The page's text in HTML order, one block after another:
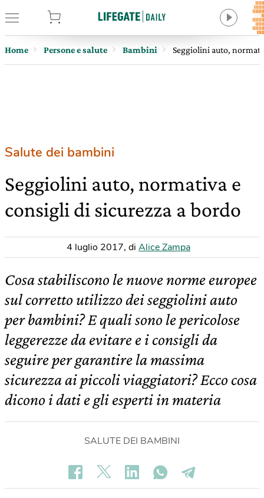
Home Persone e salute Bambini Seggiolini auto,
Salute dei bambini
Seggiolini auto, normativa e
consigli di sicurezza a bordo
4 luglio 2017, di Alice Zampa
Cosa stabiliscono le nuove norme europee
sul corretto utilizzo dei seggiolini auto
per bambini? E quali sono le pericolose
leggerezze da evitare e i consigli da
seguire per garantire la massima
sicurezza ai piccoli viaggiatori? Ecco cosa
dicono i dati e gli esperti in materia
SALUTE DEI BAMBINI